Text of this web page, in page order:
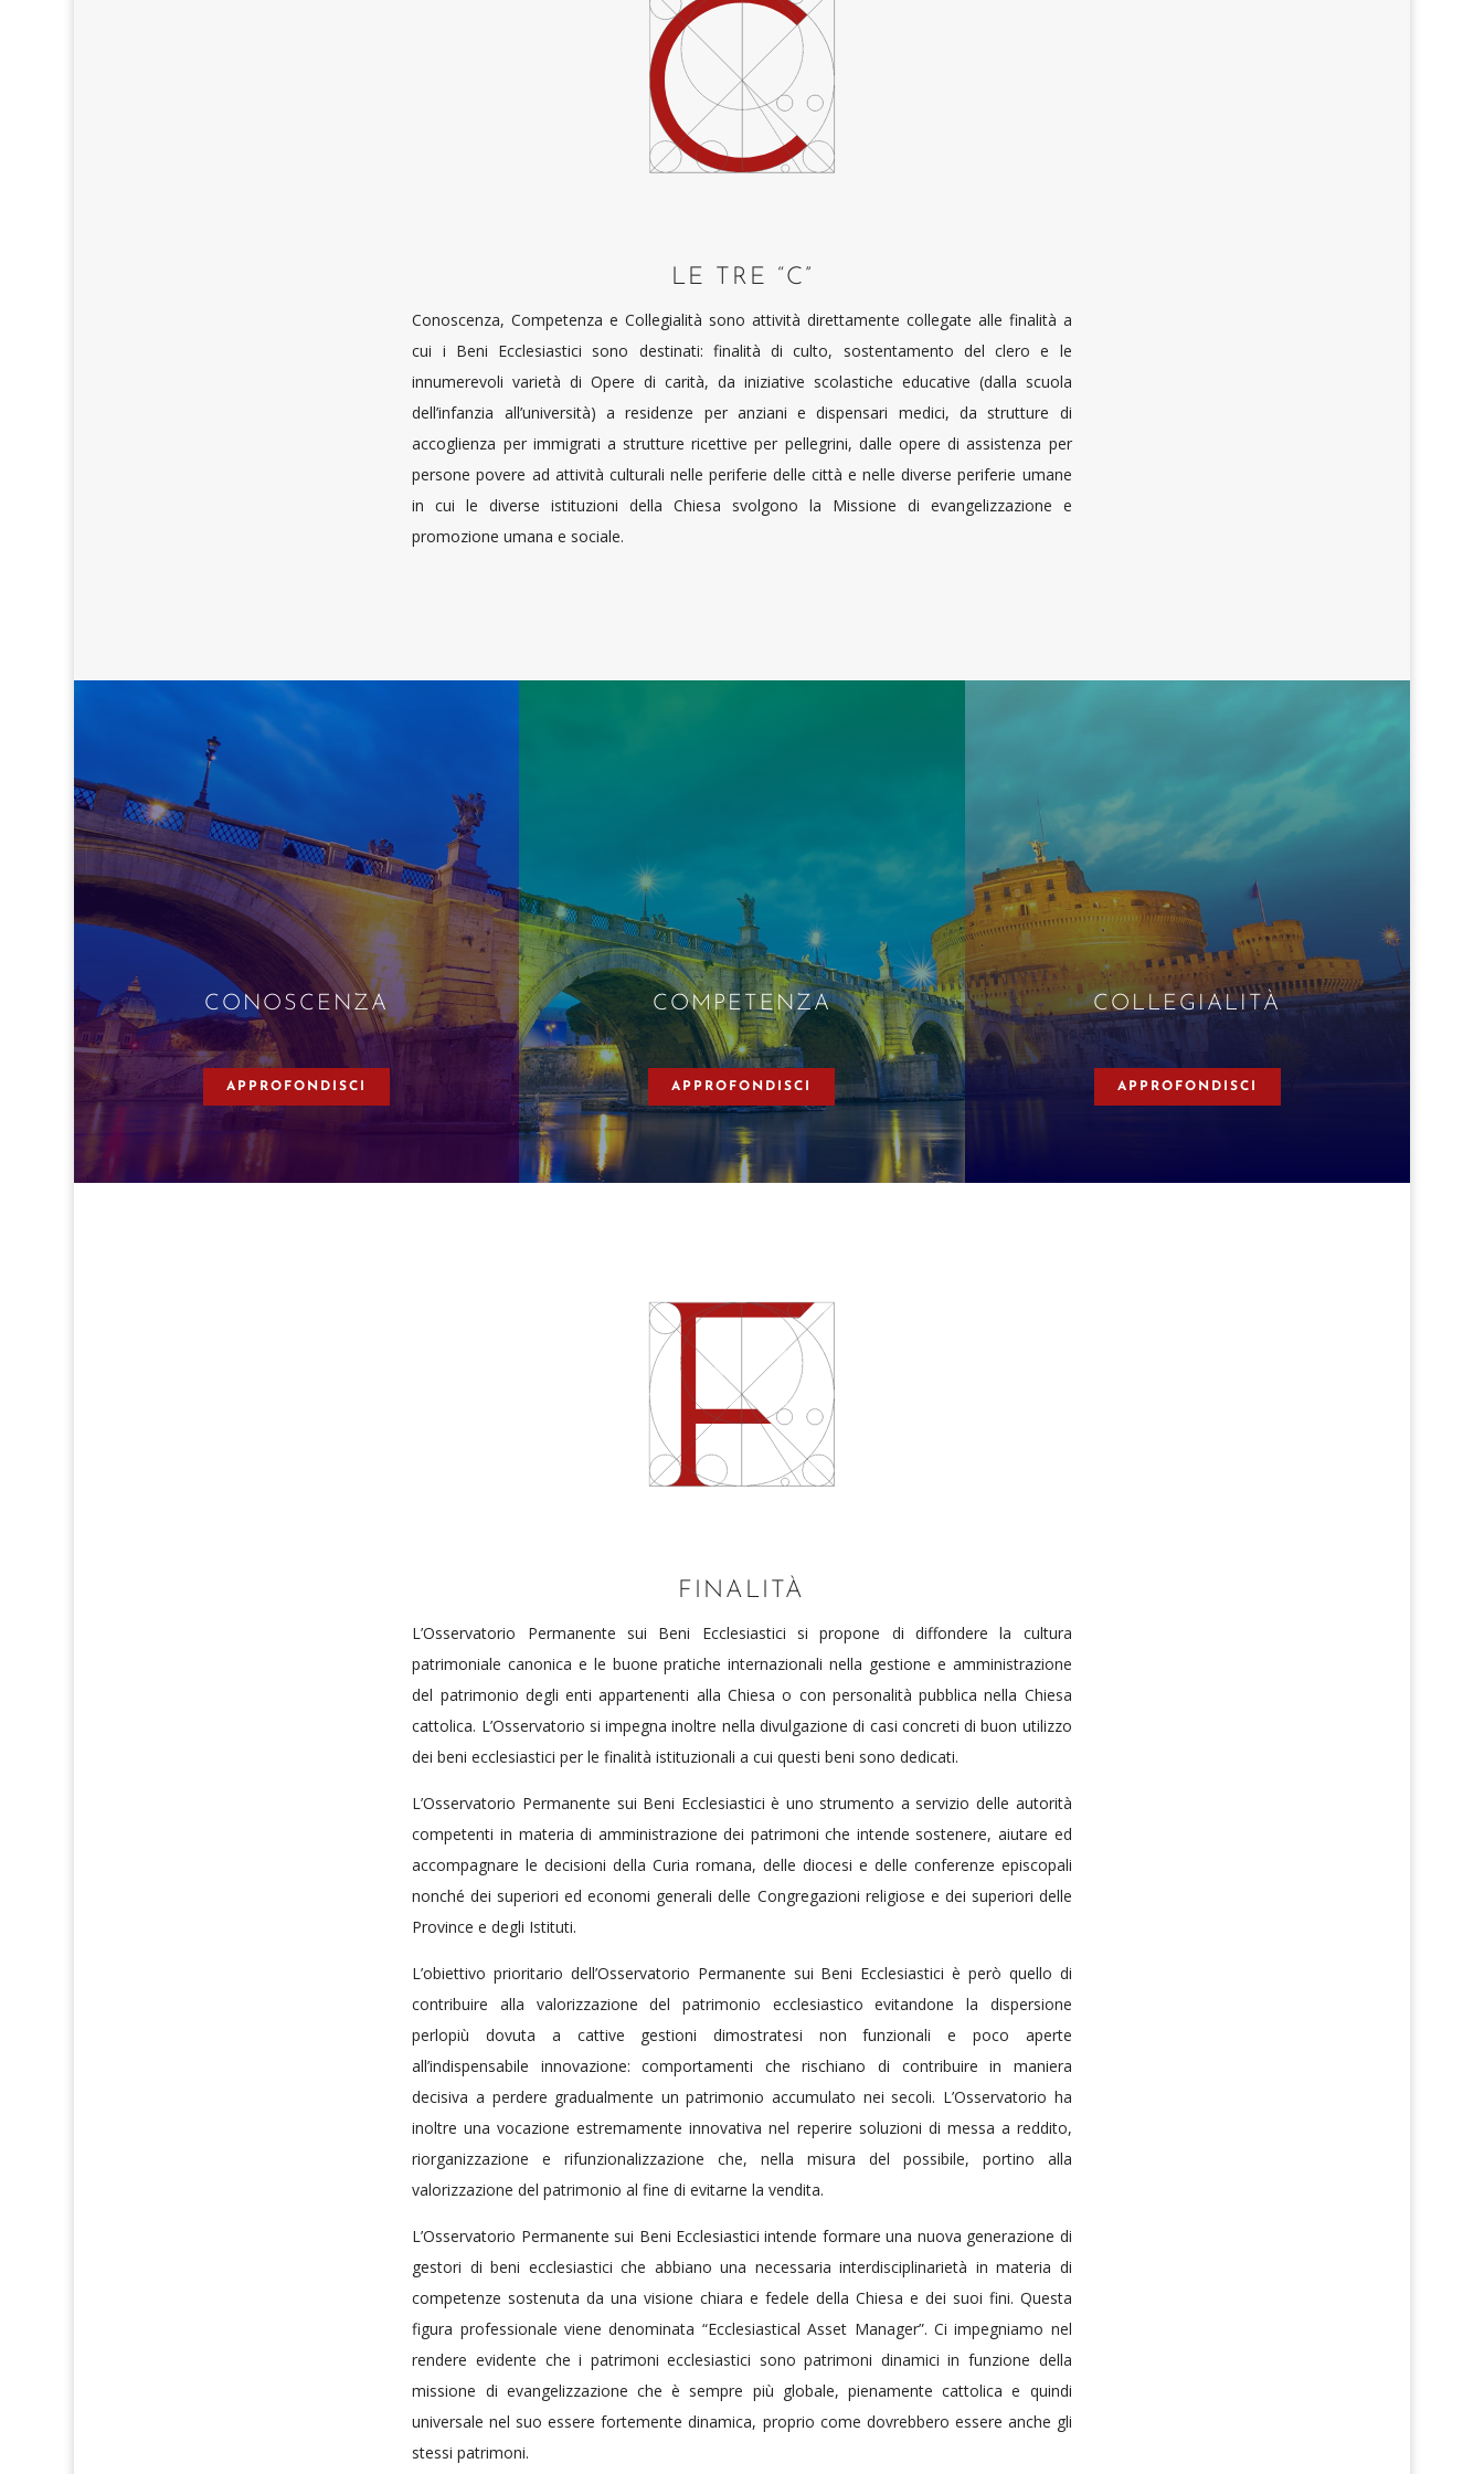
LE TRE “C”
Conoscenza, Competenza e Collegialità sono attività direttamente collegate alle finalità a
cui i Beni Ecclesiastici sono destinati: finalità di culto, sostentamento del clero e le
innumerevoli varietà di Opere di carità, da iniziative scolastiche educative (dalla scuola
dell’infanzia all’università) a residenze per anziani e dispensari medici, da strutture di
accoglienza per immigrati a strutture ricettive per pellegrini, dalle opere di assistenza per
persone povere ad attività culturali nelle periferie delle città e nelle diverse periferie umane
in cui le diverse istituzioni della Chiesa svolgono la Missione di evangelizzazione e
promozione umana e sociale.
CONOSCENZA
APPROFONDISCI
COMPETENZA
APPROFONDISCI
COLLEGIALITÀ
APPROFONDISCI
FINALITÀ
L’Osservatorio Permanente sui Beni Ecclesiastici si propone di diffondere la cultura
patrimoniale canonica e le buone pratiche internazionali nella gestione e amministrazione
del patrimonio degli enti appartenenti alla Chiesa o con personalità pubblica nella Chiesa
cattolica. L’Osservatorio si impegna inoltre nella divulgazione di casi concreti di buon utilizzo
dei beni ecclesiastici per le finalità istituzionali a cui questi beni sono dedicati.
L’Osservatorio Permanente sui Beni Ecclesiastici è uno strumento a servizio delle autorità
competenti in materia di amministrazione dei patrimoni che intende sostenere, aiutare ed
accompagnare le decisioni della Curia romana, delle diocesi e delle conferenze episcopali
nonché dei superiori ed economi generali delle Congregazioni religiose e dei superiori delle
Province e degli Istituti.
L’obiettivo prioritario dell’Osservatorio Permanente sui Beni Ecclesiastici è però quello di
contribuire alla valorizzazione del patrimonio ecclesiastico evitandone la dispersione
perlopiù dovuta a cattive gestioni dimostratesi non funzionali e poco aperte
all’indispensabile innovazione: comportamenti che rischiano di contribuire in maniera
decisiva a perdere gradualmente un patrimonio accumulato nei secoli. L’Osservatorio ha
inoltre una vocazione estremamente innovativa nel reperire soluzioni di messa a reddito,
riorganizzazione e rifunzionalizzazione che, nella misura del possibile, portino alla
valorizzazione del patrimonio al fine di evitarne la vendita.
L’Osservatorio Permanente sui Beni Ecclesiastici intende formare una nuova generazione di
gestori di beni ecclesiastici che abbiano una necessaria interdisciplinarietà in materia di
competenze sostenuta da una visione chiara e fedele della Chiesa e dei suoi fini. Questa
figura professionale viene denominata “Ecclesiastical Asset Manager”. Ci impegniamo nel
rendere evidente che i patrimoni ecclesiastici sono patrimoni dinamici in funzione della
missione di evangelizzazione che è sempre più globale, pienamente cattolica e quindi
universale nel suo essere fortemente dinamica, proprio come dovrebbero essere anche gli
stessi patrimoni.